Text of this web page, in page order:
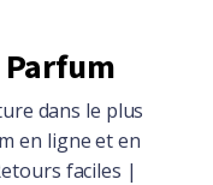
dans le plus
en ligne et en
faciles |